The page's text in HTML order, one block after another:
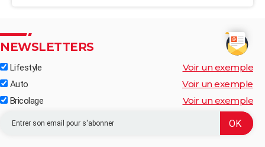
NEWSLETTERS
Lifestyle Voir un exemple
Auto Voir un exemple
Bricolage Voir un exemple